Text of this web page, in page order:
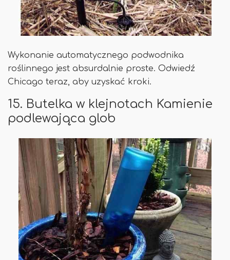
Wykonanie automatycznego podwodnika
roślinnego jest absurdalnie proste. Odwiedź
Chicago teraz, aby uzyskać kroki.
15. Butelka w klejnotach Kamienie
podlewająca glob